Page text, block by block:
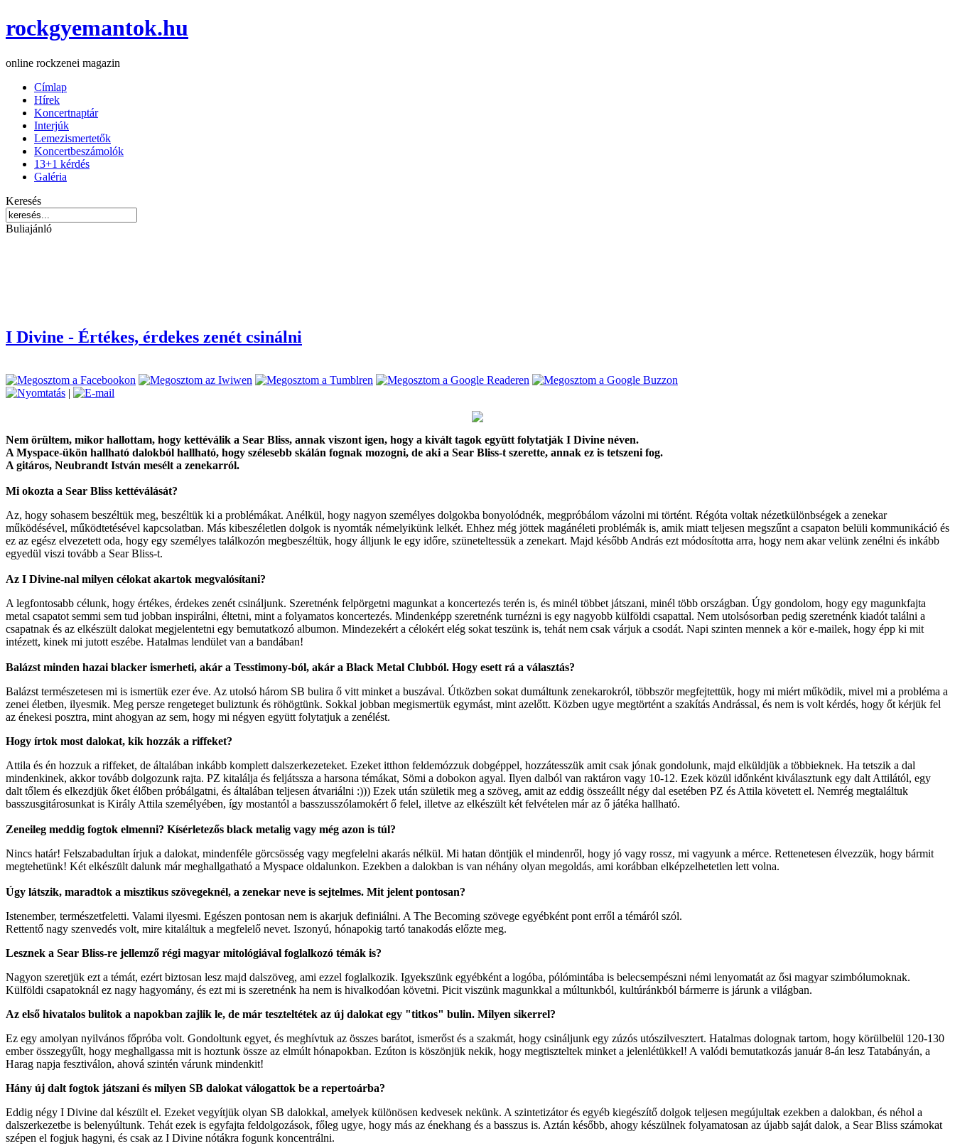
rockgyemantok.hu
online rockzenei magazin
Címlap
Hírek
Koncertnaptár
Interjúk
Lemezismertetők
Koncertbeszámolók
13+1 kérdés
Galéria
Keresés
Buliajánló
I Divine - Értékes, érdekes zenét csinálni
|
Nem örültem, mikor hallottam, hogy kettéválik a Sear Bliss, annak viszont igen, hogy a kivált tagok együtt folytatják I Divine néven.
A Myspace-ükön hallható dalokból hallható, hogy szélesebb skálán fognak mozogni, de aki a Sear Bliss-t szerette, annak ez is tetszeni fog.
A gitáros, Neubrandt István mesélt a zenekarról.
Mi okozta a Sear Bliss kettéválását?
Az, hogy sohasem beszéltük meg, beszéltük ki a problémákat. Anélkül, hogy nagyon személyes dolgokba bonyolódnék, megpróbálom vázolni mi történt. Régóta voltak nézetkülönbségek a zenekar
működésével, működtetésével kapcsolatban. Más kibeszéletlen dolgok is nyomták némelyikünk lelkét. Ehhez még jöttek magánéleti problémák is, amik miatt teljesen megszűnt a csapaton belüli kommunikáció és
ez az egész elvezetett oda, hogy egy személyes találkozón megbeszéltük, hogy álljunk le egy időre, szüneteltessük a zenekart. Majd később András ezt módosította arra, hogy nem akar velünk zenélni és inkább
egyedül viszi tovább a Sear Bliss-t.
Az I Divine-nal milyen célokat akartok megvalósítani?
A legfontosabb célunk, hogy értékes, érdekes zenét csináljunk. Szeretnénk felpörgetni magunkat a koncertezés terén is, és minél többet játszani, minél több országban. Úgy gondolom, hogy egy magunkfajta
metal csapatot semmi sem tud jobban inspirálni, éltetni, mint a folyamatos koncertezés. Mindenképp szeretnénk turnézni is egy nagyobb külföldi csapattal. Nem utolsósorban pedig szeretnénk kiadót találni a
csapatnak és az elkészült dalokat megjelentetni egy bemutatkozó albumon. Mindezekért a célokért elég sokat teszünk is, tehát nem csak várjuk a csodát. Napi szinten mennek a kör e-mailek, hogy épp ki mit
intézett, kinek mi jutott eszébe. Hatalmas lendület van a bandában!
Balázst minden hazai blacker ismerheti, akár a Tesstimony-ból, akár a Black Metal Clubból. Hogy esett rá a választás?
Balázst természetesen mi is ismertük ezer éve. Az utolsó három SB bulira ő vitt minket a buszával. Útközben sokat dumáltunk zenekarokról, többször megfejtettük, hogy mi miért működik, mivel mi a probléma a
zenei életben, ilyesmik. Meg persze rengeteget buliztunk és röhögtünk. Sokkal jobban megismertük egymást, mint azelőtt. Közben ugye megtörtént a szakítás Andrással, és nem is volt kérdés, hogy őt kérjük fel
az énekesi posztra, mint ahogyan az sem, hogy mi négyen együtt folytatjuk a zenélést.
Hogy írtok most dalokat, kik hozzák a riffeket?
Attila és én hozzuk a riffeket, de általában inkább komplett dalszerkezeteket. Ezeket itthon feldemózzuk dobgéppel, hozzátesszük amit csak jónak gondolunk, majd elküldjük a többieknek. Ha tetszik a dal
mindenkinek, akkor tovább dolgozunk rajta. PZ kitalálja és feljátssza a harsona témákat, Sömi a dobokon agyal. Ilyen dalból van raktáron vagy 10-12. Ezek közül időnként kiválasztunk egy dalt Attilától, egy
dalt tőlem és elkezdjük őket élőben próbálgatni, és általában teljesen átvariálni :))) Ezek után születik meg a szöveg, amit az eddig összeállt négy dal esetében PZ és Attila követett el. Nemrég megtaláltuk
basszusgitárosunkat is Király Attila személyében, így mostantól a basszusszólamokért ő felel, illetve az elkészült két felvételen már az ő játéka hallható.
Zeneileg meddig fogtok elmenni? Kísérletezős black metalig vagy még azon is túl?
Nincs határ! Felszabadultan írjuk a dalokat, mindenféle görcsösség vagy megfelelni akarás nélkül. Mi hatan döntjük el mindenről, hogy jó vagy rossz, mi vagyunk a mérce. Rettenetesen élvezzük, hogy bármit
megtehetünk! Két elkészült dalunk már meghallgatható a Myspace oldalunkon. Ezekben a dalokban is van néhány olyan megoldás, ami korábban elképzelhetetlen lett volna.
Úgy látszik, maradtok a misztikus szövegeknél, a zenekar neve is sejtelmes. Mit jelent pontosan?
Istenember, természetfeletti. Valami ilyesmi. Egészen pontosan nem is akarjuk definiálni. A The Becoming szövege egyébként pont erről a témáról szól.
Rettentő nagy szenvedés volt, mire kitaláltuk a megfelelő nevet. Iszonyú, hónapokig tartó tanakodás előzte meg.
Lesznek a Sear Bliss-re jellemző régi magyar mitológiával foglalkozó témák is?
Nagyon szeretjük ezt a témát, ezért biztosan lesz majd dalszöveg, ami ezzel foglalkozik. Igyekszünk egyébként a logóba, pólómintába is belecsempészni némi lenyomatát az ősi magyar szimbólumoknak.
Külföldi csapatoknál ez nagy hagyomány, és ezt mi is szeretnénk ha nem is hivalkodóan követni. Picit viszünk magunkkal a múltunkból, kultúránkból bármerre is járunk a világban.
Az első hivatalos bulitok a napokban zajlik le, de már teszteltétek az új dalokat egy "titkos" bulin. Milyen sikerrel?
Ez egy amolyan nyilvános főpróba volt. Gondoltunk egyet, és meghívtuk az összes barátot, ismerőst és a szakmát, hogy csináljunk egy zúzós utószilvesztert. Hatalmas dolognak tartom, hogy körülbelül 120-130
ember összegyűlt, hogy meghallgassa mit is hoztunk össze az elmúlt hónapokban. Ezúton is köszönjük nekik, hogy megtiszteltek minket a jelenlétükkel! A valódi bemutatkozás január 8-án lesz Tatabányán, a
Harag napja fesztiválon, ahová szintén várunk mindenkit!
Hány új dalt fogtok játszani és milyen SB dalokat válogattok be a repertoárba?
Eddig négy I Divine dal készült el. Ezeket vegyítjük olyan SB dalokkal, amelyek különösen kedvesek nekünk. A szintetizátor és egyéb kiegészítő dolgok teljesen megújultak ezekben a dalokban, és néhol a
dalszerkezetbe is belenyúltunk. Tehát ezek is egyfajta feldolgozások, főleg ugye, hogy más az énekhang és a basszus is. Aztán később, ahogy készülnek folyamatosan az újabb saját dalok, a Sear Bliss számokat
szépen el fogjuk hagyni, és csak az I Divine nótákra fogunk koncentrálni.